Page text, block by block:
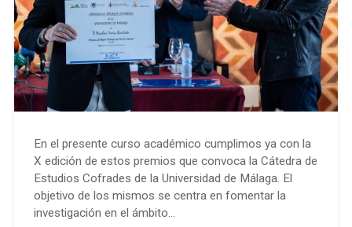
En el presente curso académico cumplimos ya con la
X edición de estos premios que convoca la Cátedra de
Estudios Cofrades de la Universidad de Málaga. El
objetivo de los mismos se centra en fomentar la
investigación en el ámbito…